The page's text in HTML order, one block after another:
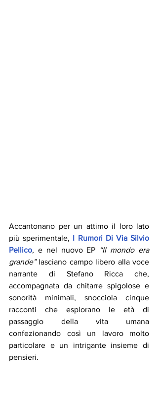
Accantonano per un attimo il loro lato
più sperimentale, I Rumori Di Via Silvio
Pellico, e nel nuovo EP
“Il mondo era
grande” lasciano campo libero alla voce
narrante di Stefano Ricca che,
accompagnata da chitarre spigolose e
sonorità minimali, snocciola cinque
racconti che esplorano le età di
passaggio della vita umana
confezionando così un lavoro molto
particolare e un intrigante insieme di
pensieri.